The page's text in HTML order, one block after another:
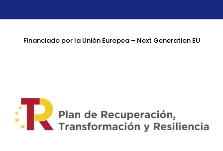
Financiado por la Unión Europea – Next Generation EU